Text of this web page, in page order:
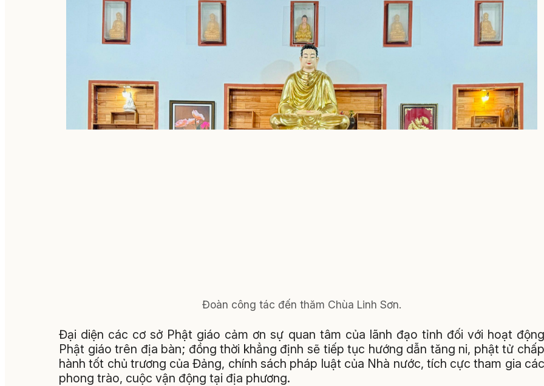
Đoàn công tác đến thăm Chùa Linh Sơn.
Đại diện các cơ sở Phật giáo cảm ơn sự quan tâm của lãnh đạo tỉnh đối với hoạt động
Phật giáo trên địa bàn; đồng thời khẳng định sẽ tiếp tục hướng dẫn tăng ni, phật tử chấp
hành tốt chủ trương của Đảng, chính sách pháp luật của Nhà nước, tích cực tham gia các
phong trào, cuộc vận động tại địa phương.